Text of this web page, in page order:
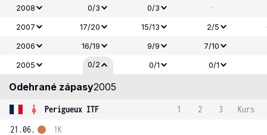
2008
0/3 0/3 -
2007 17/20 15/13 2/5
2006
16/19 9/9
7/10
2005
0/2 0/1 0/1
Odehrané zápasy2005
Perigueux ITF 1 2 3
Kurs
21.06.
1K